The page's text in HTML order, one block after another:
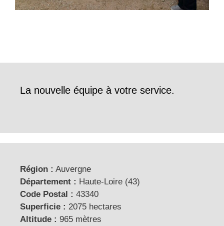
La nouvelle équipe à votre service.
Région : Auvergne
Département : Haute-Loire (43)
Code Postal : 43340
Superficie : 2075 hectares
Altitude : 965 mètres